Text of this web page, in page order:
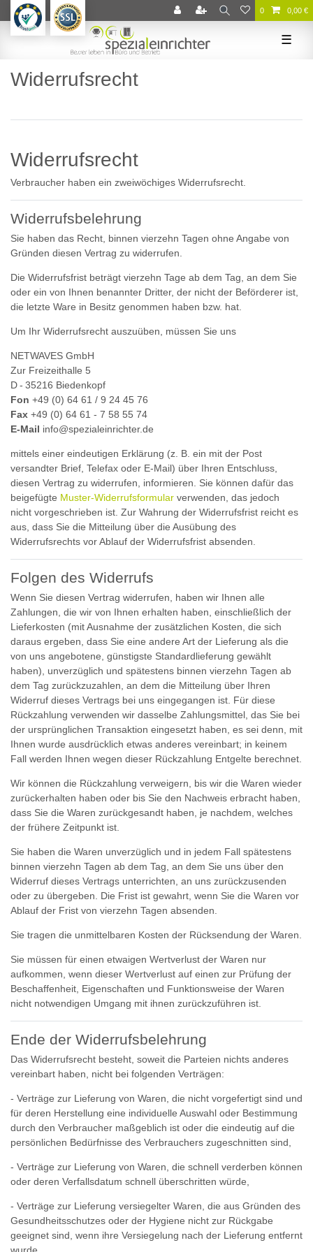
0 0,00 €
☰
Widerrufs­recht
Widerrufsrecht
Verbraucher haben ein zweiwöchiges Widerrufsrecht.
Widerrufsbelehrung
Sie haben das Recht, binnen vierzehn Tagen ohne Angabe von
Gründen diesen Vertrag zu widerrufen.
Die Widerrufsfrist beträgt vierzehn Tage ab dem Tag, an dem Sie
oder ein von Ihnen benannter Dritter, der nicht der Beförderer ist,
die letzte Ware in Besitz genommen haben bzw. hat.
Um Ihr Widerrufsrecht auszuüben, müssen Sie uns
NETWAVES GmbH
Zur Freizeithalle 5
D - 35216 Biedenkopf
Fon +49 (0) 64 61 / 9 24 45 76
Fax +49 (0) 64 61 - 7 58 55 74
E-Mail info@spezialeinrichter.de
mittels einer eindeutigen Erklärung (z. B. ein mit der Post
versandter Brief, Telefax oder E-Mail) über Ihren Entschluss,
diesen Vertrag zu widerrufen, informieren. Sie können dafür das
beigefügte Muster-Widerrufsformular verwenden, das jedoch
nicht vorgeschrieben ist. Zur Wahrung der Widerrufsfrist reicht es
aus, dass Sie die Mitteilung über die Ausübung des
Widerrufsrechts vor Ablauf der Widerrufsfrist absenden.
Folgen des Widerrufs
Wenn Sie diesen Vertrag widerrufen, haben wir Ihnen alle
Zahlungen, die wir von Ihnen erhalten haben, einschließlich der
Lieferkosten (mit Ausnahme der zusätzlichen Kosten, die sich
daraus ergeben, dass Sie eine andere Art der Lieferung als die
von uns angebotene, günstigste Standardlieferung gewählt
haben), unverzüglich und spätestens binnen vierzehn Tagen ab
dem Tag zurückzuzahlen, an dem die Mitteilung über Ihren
Widerruf dieses Vertrags bei uns eingegangen ist. Für diese
Rückzahlung verwenden wir dasselbe Zahlungsmittel, das Sie bei
der ursprünglichen Transaktion eingesetzt haben, es sei denn, mit
Ihnen wurde ausdrücklich etwas anderes vereinbart; in keinem
Fall werden Ihnen wegen dieser Rückzahlung Entgelte berechnet.
Wir können die Rückzahlung verweigern, bis wir die Waren wieder
zurückerhalten haben oder bis Sie den Nachweis erbracht haben,
dass Sie die Waren zurückgesandt haben, je nachdem, welches
der frühere Zeitpunkt ist.
Sie haben die Waren unverzüglich und in jedem Fall spätestens
binnen vierzehn Tagen ab dem Tag, an dem Sie uns über den
Widerruf dieses Vertrags unterrichten, an uns zurückzusenden
oder zu übergeben. Die Frist ist gewahrt, wenn Sie die Waren vor
Ablauf der Frist von vierzehn Tagen absenden.
Sie tragen die unmittelbaren Kosten der Rücksendung der Waren.
Sie müssen für einen etwaigen Wertverlust der Waren nur
aufkommen, wenn dieser Wertverlust auf einen zur Prüfung der
Beschaffenheit, Eigenschaften und Funktionsweise der Waren
nicht notwendigen Umgang mit ihnen zurückzuführen ist.
Ende der Widerrufsbelehrung
Das Widerrufsrecht besteht, soweit die Parteien nichts anderes
vereinbart haben, nicht bei folgenden Verträgen:
- Verträge zur Lieferung von Waren, die nicht vorgefertigt sind und
für deren Herstellung eine individuelle Auswahl oder Bestimmung
durch den Verbraucher maßgeblich ist oder die eindeutig auf die
persönlichen Bedürfnisse des Verbrauchers zugeschnitten sind,
- Verträge zur Lieferung von Waren, die schnell verderben können
oder deren Verfallsdatum schnell überschritten würde,
- Verträge zur Lieferung versiegelter Waren, die aus Gründen des
Gesundheitsschutzes oder der Hygiene nicht zur Rückgabe
geeignet sind, wenn ihre Versiegelung nach der Lieferung entfernt